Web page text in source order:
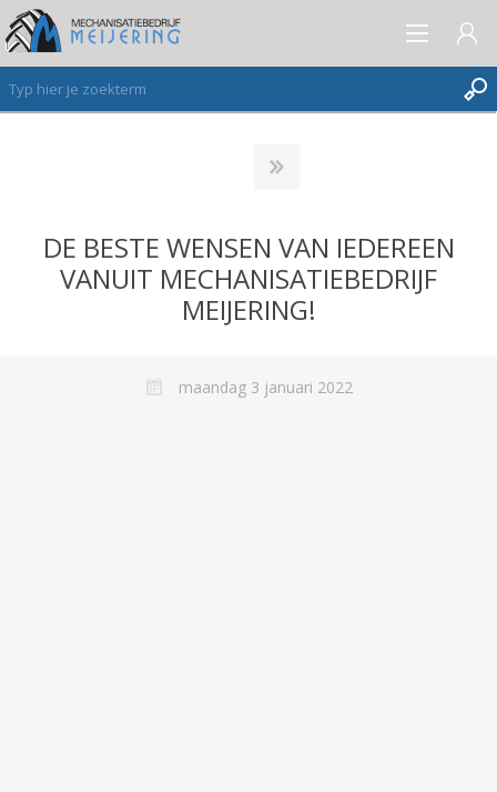
VERLANGLIJST
(0)
DE BESTE WENSEN VAN IEDEREEN
VANUIT MECHANISATIEBEDRIJF
MEIJERING!
maandag 3 januari 2022